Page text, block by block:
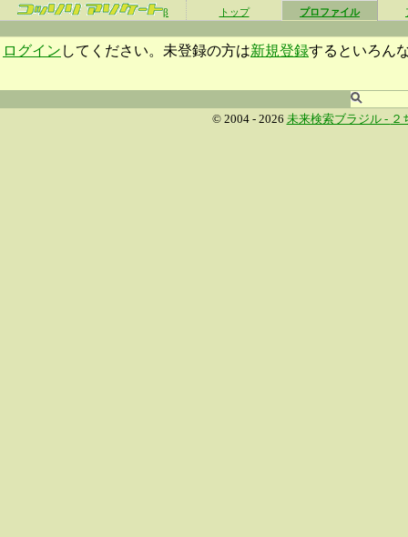
β トップ プロファイル
ログイン してください。未登録の方は新規登録するといろん
© 2004 - 2026 未来検索ブラジル - ２